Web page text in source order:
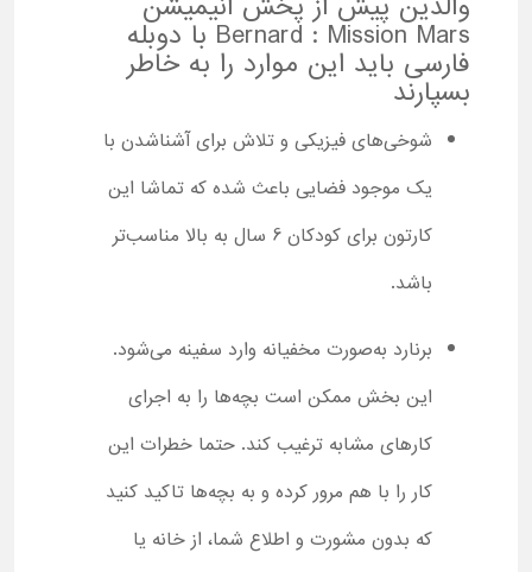
Bernard : Mission Mars با دوبله
فارسی باید این موارد را به خاطر
بسپارند
شوخی‌های فیزیکی و تلاش برای آشناشدن با
یک موجود فضایی باعث شده که تماشا این
کارتون برای کودکان 6 سال به بالا مناسب‌تر
باشد.
برنارد به‌صورت مخفیانه وارد سفینه می‌شود.
این بخش ممکن است بچه‌ها را به اجرای
کارهای مشابه ترغیب کند. حتما خطرات این
کار را با هم مرور کرده و به بچه‌ها تاکید کنید
که بدون مشورت و اطلاع شما، از خانه یا